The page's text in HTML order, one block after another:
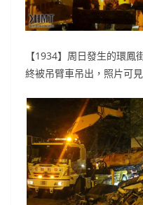
【1934】周日發生的環
終被吊臂車吊出，照片可